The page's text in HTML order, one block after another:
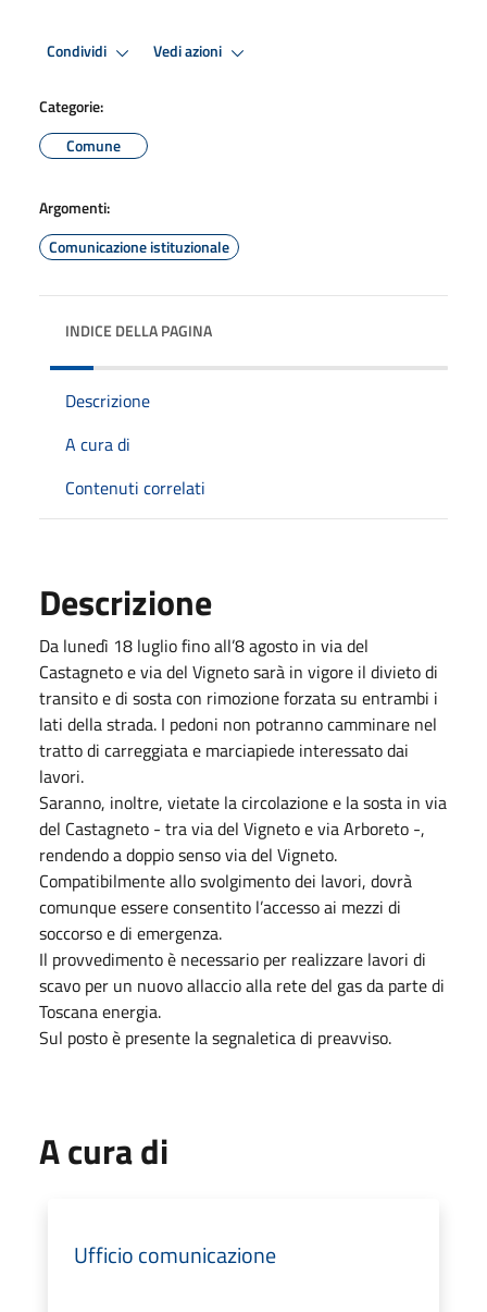
Condividi Vedi azioni
Categorie:
Comune
Argomenti:
Comunicazione istituzionale
INDICE DELLA PAGINA
Descrizione
A cura di
Contenuti correlati
Descrizione
Da lunedì 18 luglio fino all’8 agosto in via del
Castagneto e via del Vigneto sarà in vigore il divieto di
transito e di sosta con rimozione forzata su entrambi i
lati della strada. I pedoni non potranno camminare nel
tratto di carreggiata e marciapiede interessato dai
lavori.
Saranno, inoltre, vietate la circolazione e la sosta in via
del Castagneto - tra via del Vigneto e via Arboreto -,
rendendo a doppio senso via del Vigneto.
Compatibilmente allo svolgimento dei lavori, dovrà
comunque essere consentito l’accesso ai mezzi di
soccorso e di emergenza.
Il provvedimento è necessario per realizzare lavori di
scavo per un nuovo allaccio alla rete del gas da parte di
Toscana energia.
Sul posto è presente la segnaletica di preavviso.
A cura di
Ufficio comunicazione